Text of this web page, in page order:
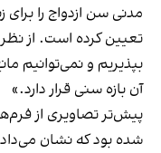
تعیین کرده است. از
بپذیریم و نمی‌توانیم
آن بازه سنی قرار دارد.»
پیش‌تر تصاویری از